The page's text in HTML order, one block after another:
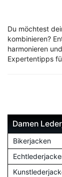
Du möchtest
kombinieren?
harmonieren
Expertentipps
Damen
Bikerjacken